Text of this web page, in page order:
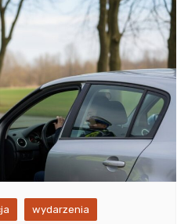
wydarzenia